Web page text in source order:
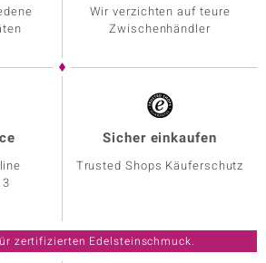
Wir verzichten auf teure
Zwischenhändler
Sicher einkaufen
Trusted Shops Käuferschutz
zertifizierten Edelsteinschmuck.